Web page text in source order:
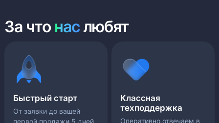
За что нас любят
Быстрый старт
От заявки до вашей
первой продажи 5 дней
Классная
техподдержка
Оперативно отвечаем в